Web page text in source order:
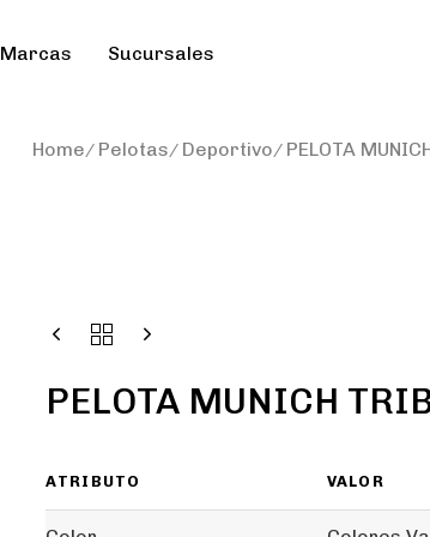
Marcas Sucursales
Home Pelotas Deportivo PELOTA
PELOTA MUNICH
ATRIBUTO VALOR